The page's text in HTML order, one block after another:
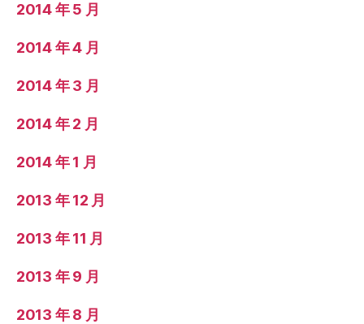
2014 年 5 月
2014 年 4 月
2014 年 3 月
2014 年 2 月
2014 年 1 月
2013 年 12 月
2013 年 11 月
2013 年 9 月
2013 年 8 月